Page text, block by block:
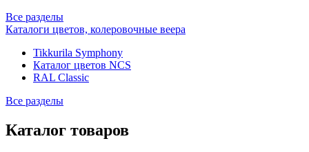
Все разделы
Каталоги цветов, колеровочные веера
Tikkurila Symphony
Каталог цветов NCS
RAL Classic
Все разделы
Каталог товаров